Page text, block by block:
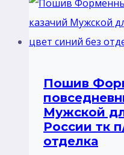
Пошив
Мужской
России тк
отделка